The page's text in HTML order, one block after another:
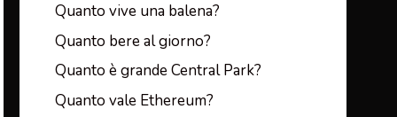
Quanto vive una balena?
Quanto bere al giorno?
Quanto è grande Central Park?
Quanto vale Ethereum?